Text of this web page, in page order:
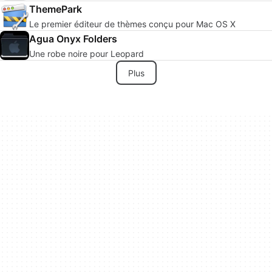
ThemePark
Le premier éditeur de thèmes conçu pour Mac OS X
Agua Onyx Folders
Une robe noire pour Leopard
Plus